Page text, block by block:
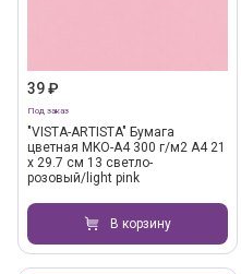
39 ₽
Под заказ
"VISTA-ARTISTA" Бумага
цветная MKO-A4 300 г/м2 A4 21
х 29.7 см 13 светло-
розовый/light pink
В корзину